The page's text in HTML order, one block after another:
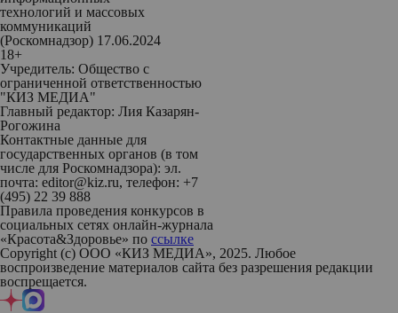
технологий и массовых
коммуникаций
(Роскомнадзор) 17.06.2024
18+
Учредитель: Общество с
ограниченной ответственностью
"КИЗ МЕДИА"
Главный редактор: Лия Казарян-
Рогожина
Контактные данные для
государственных органов (в том
числе для Роскомнадзора): эл.
почта: editor@kiz.ru, телефон: +7
(495) 22 39 888
Правила проведения конкурсов в
социальных сетях онлайн-журнала
«Красота&Здоровье» по ссылке
Copyright (с) ООО «КИЗ МЕДИА», 2025. Любое
воспроизведение материалов сайта без разрешения редакции
воспрещается.